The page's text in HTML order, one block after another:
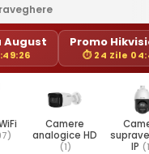
August Promo
⏱ 24 Zile
Camere
analogice HD
(1)
IP